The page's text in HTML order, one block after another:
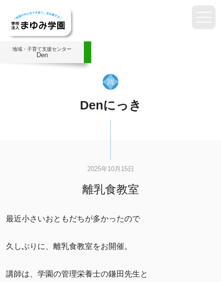
地域・子育て支援センター
Den
Denにっき
2025年10月15日
離乳食教室
最近小さいおともだちが多かったので
久しぶりに、離乳食教室をお開催。
講師は、学園の管理栄養士の鎌田先生と